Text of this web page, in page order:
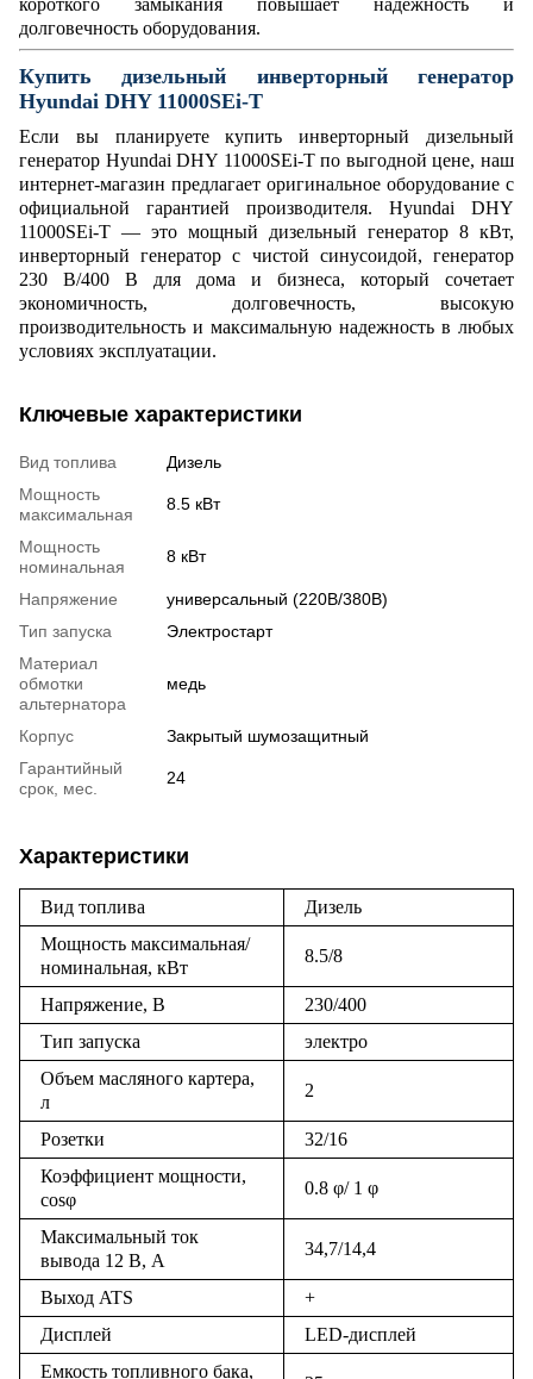
короткого замыкания повышает надежность и
долговечность оборудования.
Купить дизельный инверторный генератор
Hyundai DHY 11000SEi-T
Если вы планируете купить инверторный дизельный
генератор Hyundai DHY 11000SEi-T по выгодной цене, наш
интернет-магазин предлагает оригинальное оборудование с
официальной гарантией производителя. Hyundai DHY
11000SEi-T — это мощный дизельный генератор 8 кВт,
инверторный генератор с чистой синусоидой, генератор
230 В/400 В для дома и бизнеса, который сочетает
экономичность, долговечность, высокую
производительность и максимальную надежность в любых
условиях эксплуатации.
Ключевые характеристики
Вид топлива
Дизель
Мощность
максимальная
8.5 кВт
Мощность
номинальная
8 кВт
Напряжение
универсальный (220В/380В)
Тип запуска
Электростарт
Материал
обмотки
альтернатора
медь
Корпус
Закрытый шумозащитный
Гарантийный
срок, мес.
24
Характеристики
Вид топлива
Дизель
Мощность максимальная/
номинальная, кВт
8.5/8
Напряжение, В
230/400
Тип запуска
электро
Объем масляного картера,
л
2
Розетки
32/16
Коэффициент мощности,
cosφ
0.8 φ/ 1 φ
Максимальный ток
вывода 12 В, А
34,7/14,4
Выход ATS
+
Дисплей
LED-дисплей
Емкость топливного бака,